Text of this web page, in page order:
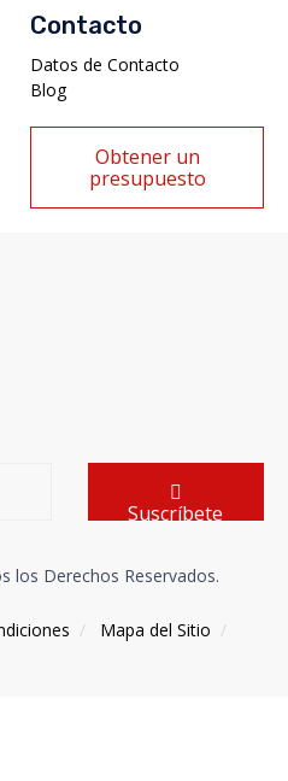
Contacto
Datos de Contacto
Blog
Obtener un
presupuesto
Suscríbete
los Derechos Reservados.
/ Mapa del Sitio /